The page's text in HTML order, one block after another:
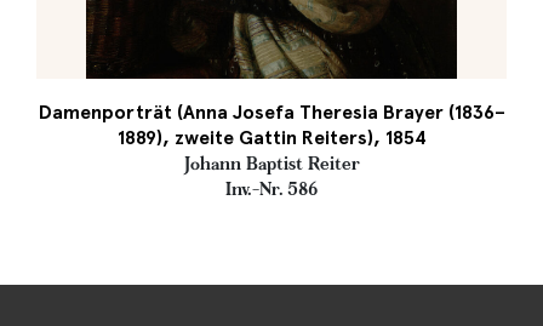
Damenporträt (Anna Josefa Theresia Brayer (1836–
1889), zweite Gattin Reiters), 1854
Johann Baptist Reiter
Inv.-Nr. 586